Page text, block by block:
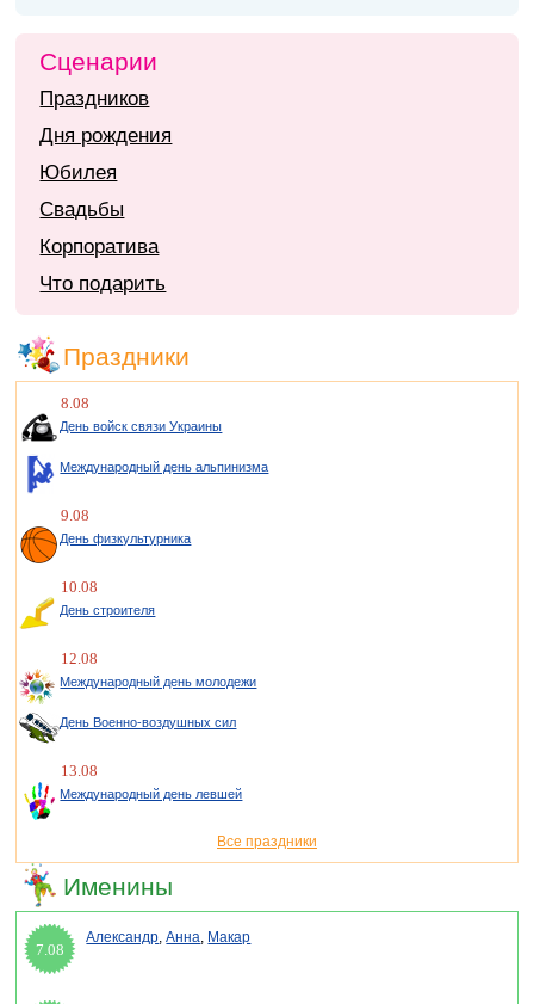
Сценарии
Праздников
Дня рождения
Юбилея
Свадьбы
Корпоратива
Что подарить
Праздники
8.08
День войск связи Украины
Международный день альпинизма
9.08
День физкультурника
10.08
День строителя
12.08
Международный день молодежи
День Военно-воздушных сил
13.08
Международный день левшей
Все праздники
Именины
7.08
Александр,Анна, Макар